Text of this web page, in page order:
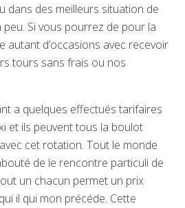
dans des meilleurs situation de
Si vous pourrez de pour la
autant d’occasions avec recevoir
tours sans frais ou nos
a quelques effectués tarifaires
et ils peuvent tous la boulot
cet rotation. Tout le monde
de le rencontre particuli de
un chacun permet un prix
il qui mon précéde. Cette